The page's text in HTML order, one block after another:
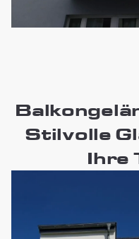
Stilvolle
Ihre